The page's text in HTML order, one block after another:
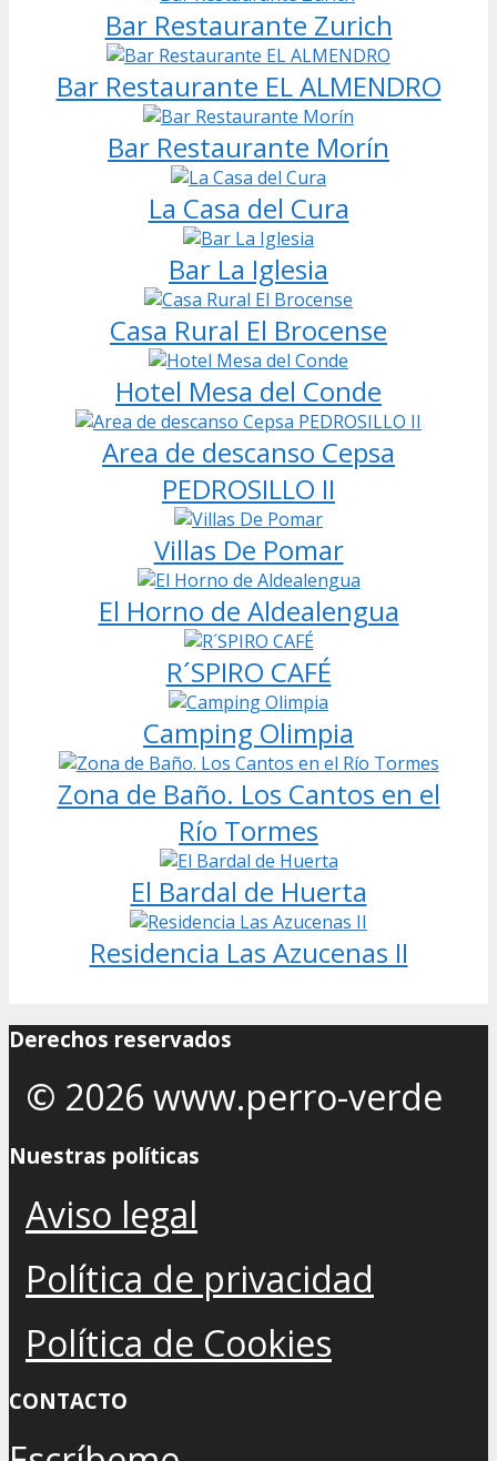
Bar Restaurante Zurich
Bar Restaurante EL ALMENDRO
Bar Restaurante Morín
La Casa del Cura
Bar La Iglesia
Casa Rural El Brocense
Hotel Mesa del Conde
Area de descanso Cepsa
PEDROSILLO II
Villas De Pomar
El Horno de Aldealengua
R´SPIRO CAFÉ
Camping Olimpia
Zona de Baño. Los Cantos en el
Río Tormes
El Bardal de Huerta
Residencia Las Azucenas II
Derechos reservados
© 2026 www.perro-verde
Nuestras políticas
Aviso legal
Política de privacidad
Política de Cookies
CONTACTO